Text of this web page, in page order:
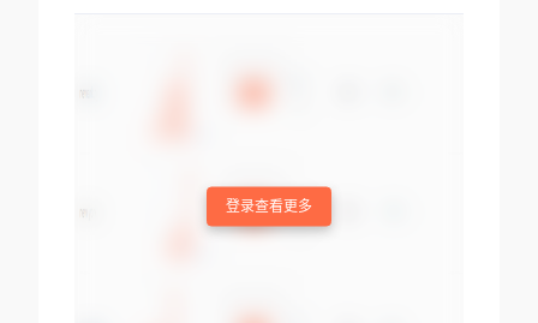
登录查看更多